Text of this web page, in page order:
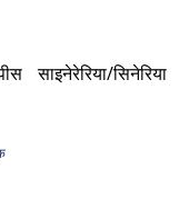
साइनेरेरिया/सिनेरिया